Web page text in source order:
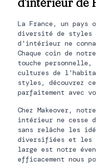
La France, un
diversité de styles
d'intérieur ne
Chaque coin de
touche personnelle,
cultures de
styles, découvrez
parfaitement avec
Chez Makeover,
intérieur ne cesse
sans relâche les
diversifiées et les
large est notre
efficacement nous